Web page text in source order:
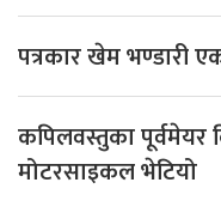
पत्रकार खेम भण्डारी
कपिलवस्तुका पूर्वमेयर
मोटरसाइकल भेटियो